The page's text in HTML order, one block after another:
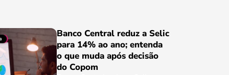
Banco Central reduz a Selic
para 14% ao ano; entenda
o que muda após decisão
do Copom